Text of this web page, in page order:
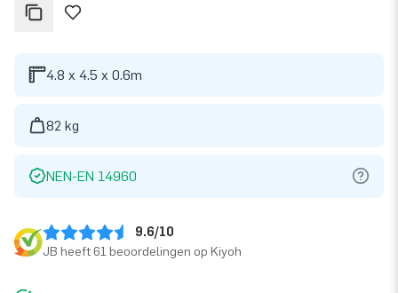
4.8 x 4.5 x 0.6m
82 kg
NEN-EN 14960
9.6/10
JB heeft 61 beoordelingen op Kiyoh